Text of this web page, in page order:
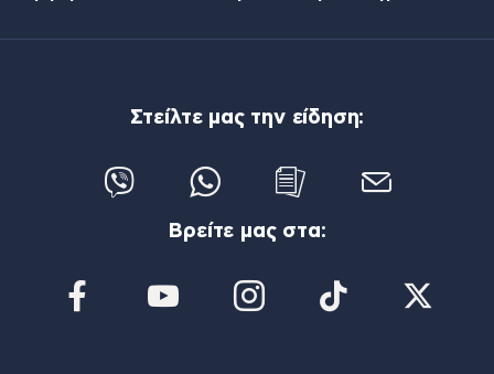
Στείλτε μας την είδηση:
Βρείτε μας στα: